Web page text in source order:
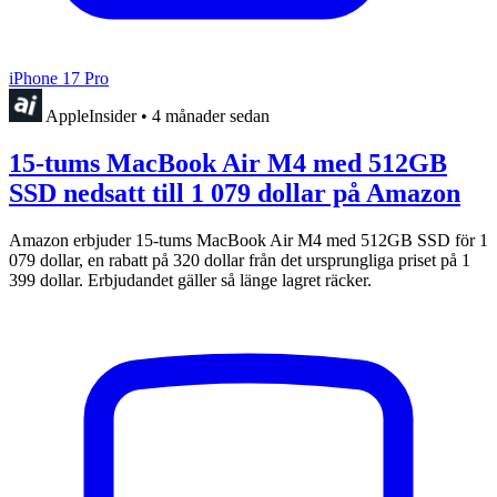
iPhone 17 Pro
AppleInsider • 4 månader sedan
15-tums MacBook Air M4 med 512GB
SSD nedsatt till 1 079 dollar på Amazon
Amazon erbjuder 15-tums MacBook Air M4 med 512GB SSD för 1
079 dollar, en rabatt på 320 dollar från det ursprungliga priset på 1
399 dollar. Erbjudandet gäller så länge lagret räcker.